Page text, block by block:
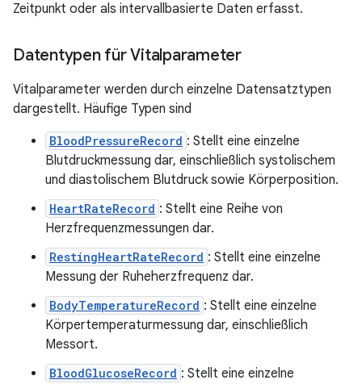
Zeitpunkt oder als intervallbasierte Daten erfasst.
Datentypen für Vitalparameter
Vitalparameter werden durch einzelne Datensatztypen
dargestellt. Häufige Typen sind
BloodPressureRecord : Stellt eine einzelne
Blutdruckmessung dar, einschließlich systolischem
und diastolischem Blutdruck sowie Körperposition.
HeartRateRecord : Stellt eine Reihe von
Herzfrequenzmessungen dar.
RestingHeartRateRecord : Stellt eine einzelne
Messung der Ruheherzfrequenz dar.
BodyTemperatureRecord : Stellt eine einzelne
Körpertemperaturmessung dar, einschließlich
Messort.
BloodGlucoseRecord : Stellt eine einzelne